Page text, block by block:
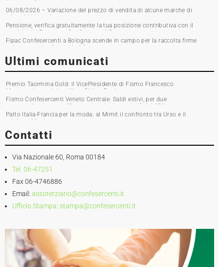
Marsica e Fipac in piazza per la raccolta firme
06/08/2026 – Variazione del prezzo di vendita di alcune marche di
tabacchi lavorati
Pensione, verifica gratuitamente la tua posizione contributiva con il
servizio del Patronato Confesercenti Grosseto
Fipac Confesercenti a Bologna scende in campo per la raccolta firme
sul commercio di prossimità
Ultimi comunicati
Premio Taormina Gold: il VicePresidente di Fismo Francesco
Musumeci premia la stilista Chiara Boni
Fismo Confesercenti Veneto Centrale: Saldi estivi, per due
commercianti su tre affluenza in calo. Incassi giù del 10%
Patto Italia-Francia per la moda: al Mimit il confronto tra Urso e il
ministro Martin
Contatti
Via Nazionale 60, Roma 00184
Tel. 06-47251
Fax 06-4746886
Email: assoterziario@confesercenti.it
Ufficio Stampa: stampa@confesercenti.it